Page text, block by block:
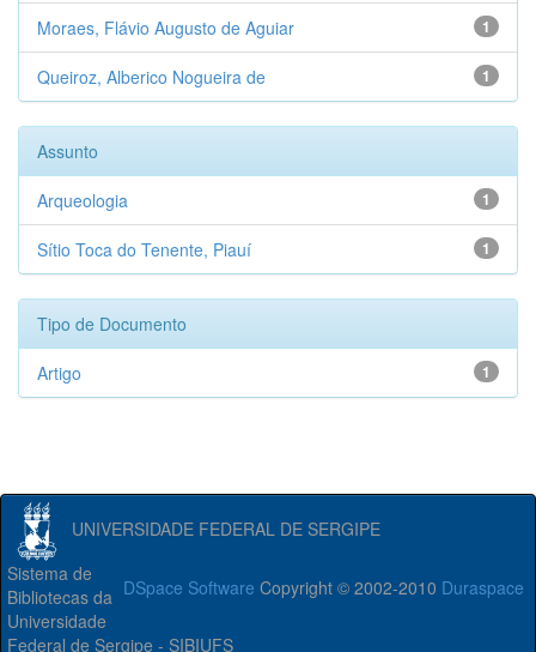
1
Moraes, Flávio Augusto de Aguiar
1
Queiroz, Alberico Nogueira de
Assunto
1
Arqueologia
1
Sítio Toca do Tenente, Piauí
Tipo de Documento
1
Artigo
UNIVERSIDADE FEDERAL DE SERGIPE
DSpace Software Copyright © 2002-2010 Duraspace
Sistema de
Bibliotecas da
Universidade
Federal de Sergipe - SIBIUFS